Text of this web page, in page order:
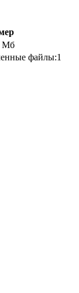
Мб
файлы:1